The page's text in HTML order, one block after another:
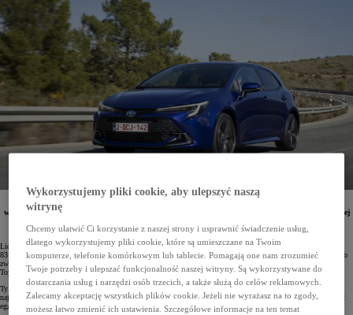
Liczba zarejestrowanych nowych Toyot od początku 2023 roku sięgnęła już 83 471 egz. Najczęściej
wybieranym modelem w Polsce i liderem rynku flotowego była Corolla. Klienci indywidualni chętniej
analogicznego okresu roku ubiegłego wzrosła o 46%.
Liczba nowych Toyot, które od stycznia do listopada 2023 roku wyjechały na polskie drogi, sięgnęła już
83 471 egz. Wynik ten jest o 25% lepszy niż miało to miejsce w analogicznym okresie roku ubiegłego. Warto
zwrócić uwagę, że w międzyczasie cały polski rynek samochodów osobowych powiększył się o 13%. Udział
Toyoty w nim wynosi już 19,3%.
Tylko w listopadzie 2023 roku zarejestrowano 7813 aut Toyoty (wzrost o 24%). Japońska marka jest
najpopularniejsza zarówno wśród firm (5451 egz., 18% udziału), jak i wśród klientów indywidualnych (2362
egz., 20,6% udziału).
Wykorzystujemy pliki cookie, aby ulepszyć naszą
witrynę
Chcemy ułatwić Ci korzystanie z naszej strony i usprawnić świadczenie usług,
dlatego wykorzystujemy pliki cookie, które są umieszczane na Twoim
komputerze, telefonie komórkowym lub tablecie. Pomagają one nam zrozumieć
Twoje potrzeby i ulepszać funkcjonalność naszej witryny. Są wykorzystywane do
dostarczania usług i narzędzi osób trzecich, a także służą do celów reklamowych.
Zalecamy akceptację wszystkich plików cookie. Jeżeli nie wyrażasz na to zgody,
możesz łatwo zmienić ich ustawienia. Szczegółowe informacje na ten temat